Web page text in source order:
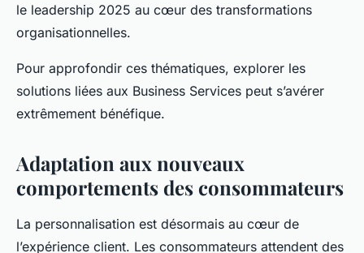
le leadership 2025 au cœur des transformations
organisationnelles.
Pour approfondir ces thématiques, explorer les
solutions liées aux Business Services peut s’avérer
extrêmement bénéfique.
Adaptation aux nouveaux
comportements des consommateurs
La personnalisation est désormais au cœur de
l’expérience client. Les consommateurs attendent des